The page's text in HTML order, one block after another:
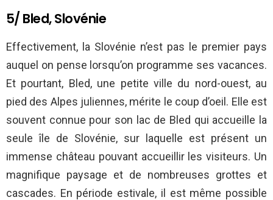
5/ Bled, Slovénie
Effectivement, la Slovénie n’est pas le premier pays
auquel on pense lorsqu’on programme ses vacances.
Et pourtant, Bled, une petite ville du nord-ouest, au
pied des Alpes juliennes, mérite le coup d’oeil. Elle est
souvent connue pour son lac de Bled qui accueille la
seule île de Slovénie, sur laquelle est présent un
immense château pouvant accueillir les visiteurs. Un
magnifique paysage et de nombreuses grottes et
cascades. En période estivale, il est même possible